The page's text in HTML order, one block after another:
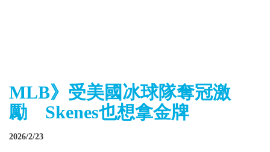
MLB》受美國冰球隊奪冠激
勵 Skenes也想拿金牌
2026/2/23